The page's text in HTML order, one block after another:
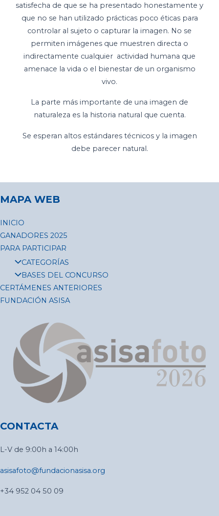
satisfecha de que se ha presentado honestamente y
que no se han utilizado prácticas poco éticas para
controlar al sujeto o capturar la imagen. No se
permiten imágenes que muestren directa o
indirectamente cualquier actividad humana que
amenace la vida o el bienestar de un organismo
vivo.
La parte más importante de una imagen de
naturaleza es la historia natural que cuenta.
Se esperan altos estándares técnicos y la imagen
debe parecer natural.
MAPA WEB
INICIO
GANADORES 2025
PARA PARTICIPAR
CATEGORÍAS
BASES DEL CONCURSO
CERTÁMENES ANTERIORES
FUNDACIÓN ASISA
CONTACTA
L-V de 9:00h a 14:00h
asisafoto@fundacionasisa.org
+34 952 04 50 09